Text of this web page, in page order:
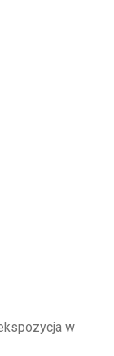
w